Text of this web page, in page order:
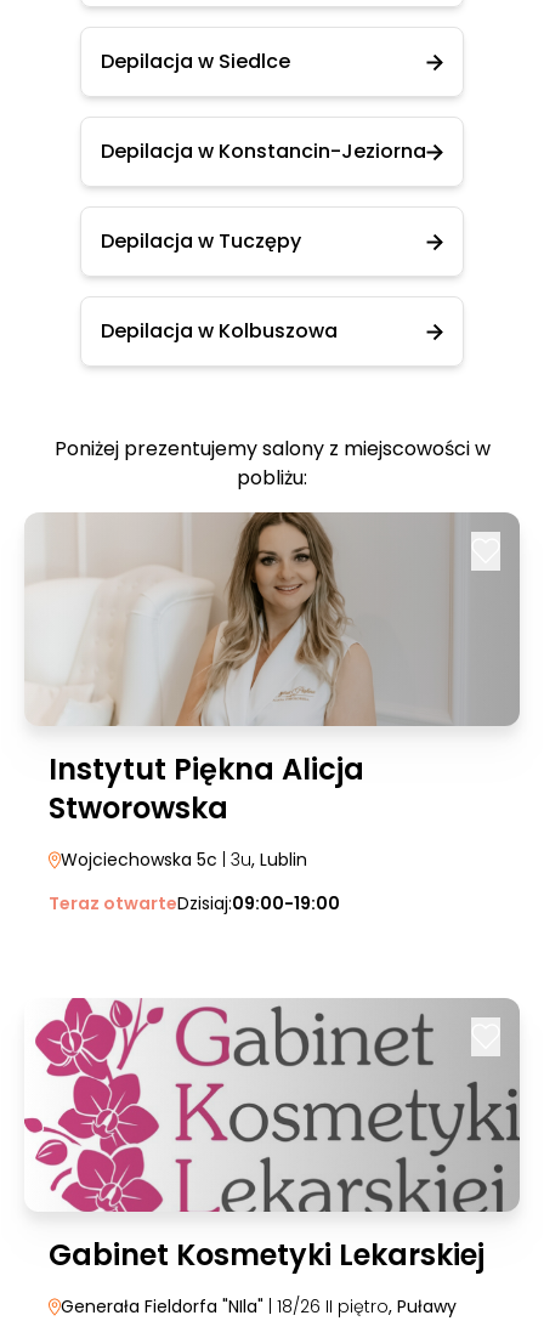
Depilacja w Siedlce
Depilacja w Konstancin-Jeziorna
Depilacja w Tuczępy
Depilacja w Kolbuszowa
Poniżej prezentujemy salony z miejscowości w
pobliżu:
Instytut Piękna Alicja
Stworowska
Wojciechowska 5c | 3u, Lublin
Teraz otwarteDzisiaj:09:00-19:00
Gabinet Kosmetyki Lekarskiej
Generała Fieldorfa "NIla" | 18/26 II piętro, Puławy